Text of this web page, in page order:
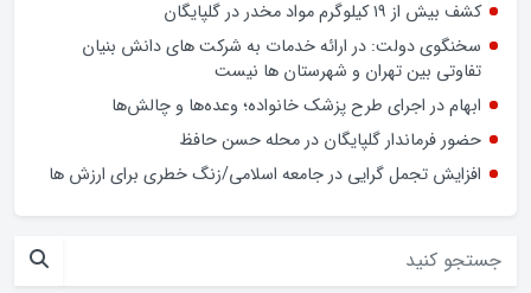
کشف بیش از ۱۹ کیلوگرم مواد مخدر در گلپایگان
سخنگوی دولت: در ارائه خدمات به شرکت های دانش بنیان
تفاوتی بین تهران و شهرستان ها نیست
ابهام در اجرای طرح پزشک خانواده؛ وعده‌ها و چالش‌ها
حضور فرماندار گلپایگان در محله حسن حافظ
افزایش تجمل گرایی در جامعه اسلامی/زنگ خطری برای ارزش ها